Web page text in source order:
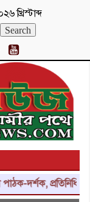
খ্রিস্টাব্দ
প্রতিনিধি,